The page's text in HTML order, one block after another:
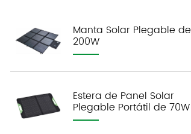
Manta Solar Plegable de
200W
Estera de Panel Solar
Plegable Portátil de 70W